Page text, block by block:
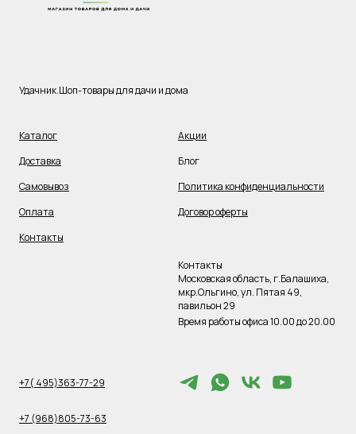
Удачник.Шоп-товары для дачи и дома
Каталог
Доставка
Самовывоз
Оплата
Контакты
Акции
Блог
Политика конфиденциальности
Договор оферты
Контакты
Московская область, г.Балашиха,
мкр.Ольгино, ул. Пятая 49,
павильон 29
Время работы офиса 10.00 до 20.00
+7( 495)363-77-29
+7 (968)805-73-63